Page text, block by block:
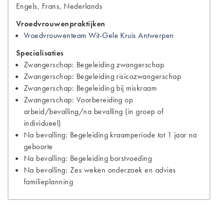
Engels, Frans, Nederlands
Vroedvrouwenpraktijken
Vroedvrouwenteam Wit-Gele Kruis Antwerpen
Specialisaties
Zwangerschap: Begeleiding zwangerschap
Zwangerschap: Begeleiding risicozwangerschap
Zwangerschap: Begeleiding bij miskraam
Zwangerschap: Voorbereiding op
arbeid/bevalling/na bevalling (in groep of
individueel)
Na bevalling: Begeleiding kraamperiode tot 1 jaar na
geboorte
Na bevalling: Begeleiding borstvoeding
Na bevalling: Zes weken onderzoek en advies
familieplanning